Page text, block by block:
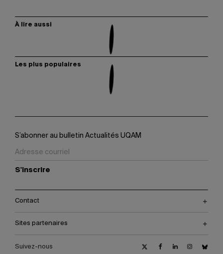
À lire aussi
Les plus populaires
S’abonner au bulletin Actualités UQAM
S'inscrire
Contact
Sites partenaires
Suivez-nous